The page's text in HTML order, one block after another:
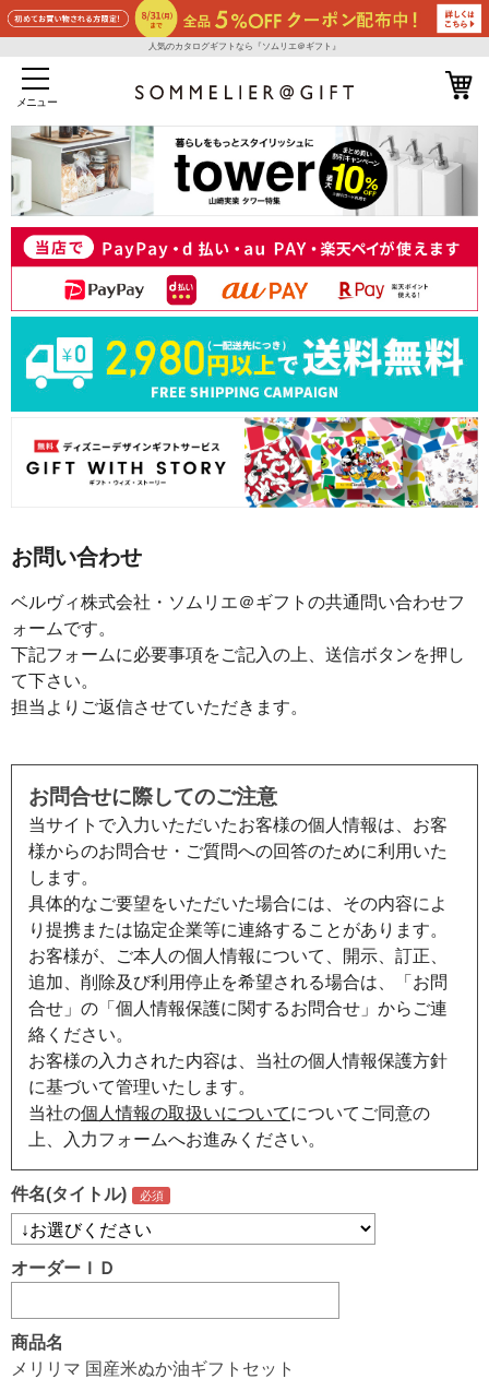
人気のカタログギフトなら『ソムリエ＠ギフト』
メニュー
お問い合わせ
ベルヴィ株式会社・ソムリエ＠ギフトの共通問い合わせフ
ォームです。
下記フォームに必要事項をご記入の上、送信ボタンを押し
て下さい。
担当よりご返信させていただきます。
お問合せに際してのご注意
当サイトで入力いただいたお客様の個人情報は、お客
様からのお問合せ・ご質問への回答のために利用いた
します。
具体的なご要望をいただいた場合には、その内容によ
り提携または協定企業等に連絡することがあります。
お客様が、ご本人の個人情報について、開示、訂正、
追加、削除及び利用停止を希望される場合は、「お問
合せ」の「個人情報保護に関するお問合せ」からご連
絡ください。
お客様の入力された内容は、当社の個人情報保護方針
に基づいて管理いたします。
当社の個人情報の取扱いについてについてご同意の
上、入力フォームへお進みください。
件名(タイトル)
オーダーＩＤ
商品名
メリリマ 国産米ぬか油ギフトセット